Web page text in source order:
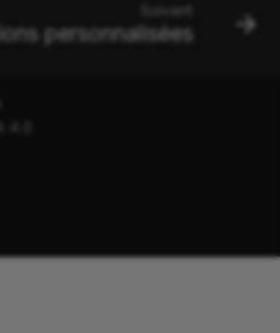
Suivant
personnalisées